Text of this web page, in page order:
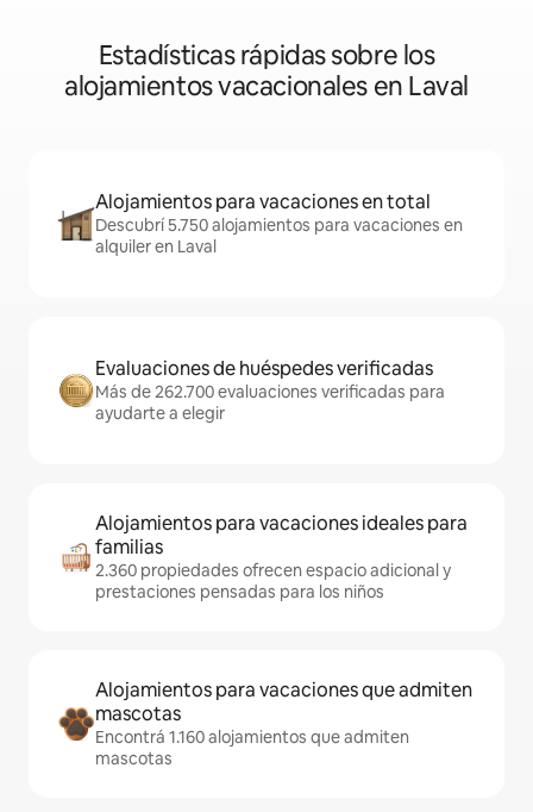
Estadísticas rápidas sobre los
alojamientos vacacionales en Laval
Alojamientos para vacaciones en total
Descubrí 5.750 alojamientos para vacaciones en
alquiler en Laval
Evaluaciones de huéspedes verificadas
Más de 262.700 evaluaciones verificadas para
ayudarte a elegir
Alojamientos para vacaciones ideales para
familias
2.360 propiedades ofrecen espacio adicional y
prestaciones pensadas para los niños
Alojamientos para vacaciones que admiten
mascotas
Encontrá 1.160 alojamientos que admiten
mascotas